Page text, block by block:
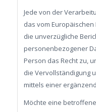
Jede von der
das vom
die unverzügliche
personenbezogener
Person das Recht zu,
die Vervollständigung
mittels einer
Möchte eine